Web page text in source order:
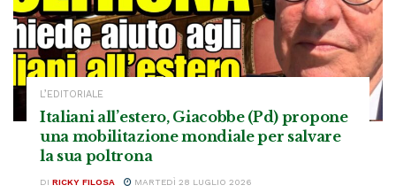
L’EDITORIALE
Italiani all’estero, Giacobbe (Pd) propone
una mobilitazione mondiale per salvare
la sua poltrona
DI RICKY FILOSA MARTEDÌ 28 LUGLIO 2026